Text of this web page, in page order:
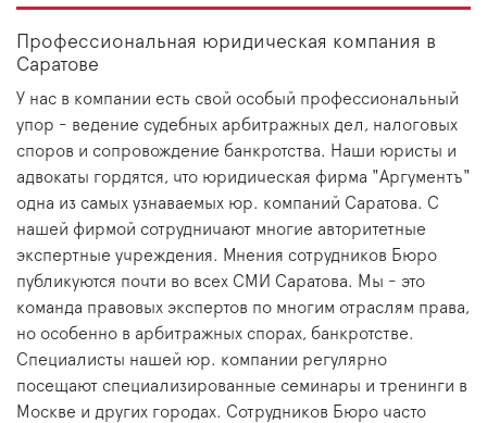
Профессиональная юридическая компания в
Саратове
У нас в компании есть свой особый профессиональный
упор - ведение судебных арбитражных дел, налоговых
споров и сопровождение банкротства. Наши юристы и
адвокаты гордятся, что юридическая фирма "Аргументъ"
одна из самых узнаваемых юр. компаний Саратова. С
нашей фирмой сотрудничают многие авторитетные
экспертные учреждения. Мнения сотрудников Бюро
публикуются почти во всех СМИ Саратова. Мы - это
команда правовых экспертов по многим отраслям права,
но особенно в арбитражных спорах, банкротстве.
Специалисты нашей юр. компании регулярно
посещают специализированные семинары и тренинги в
Москве и других городах. Сотрудников Бюро часто